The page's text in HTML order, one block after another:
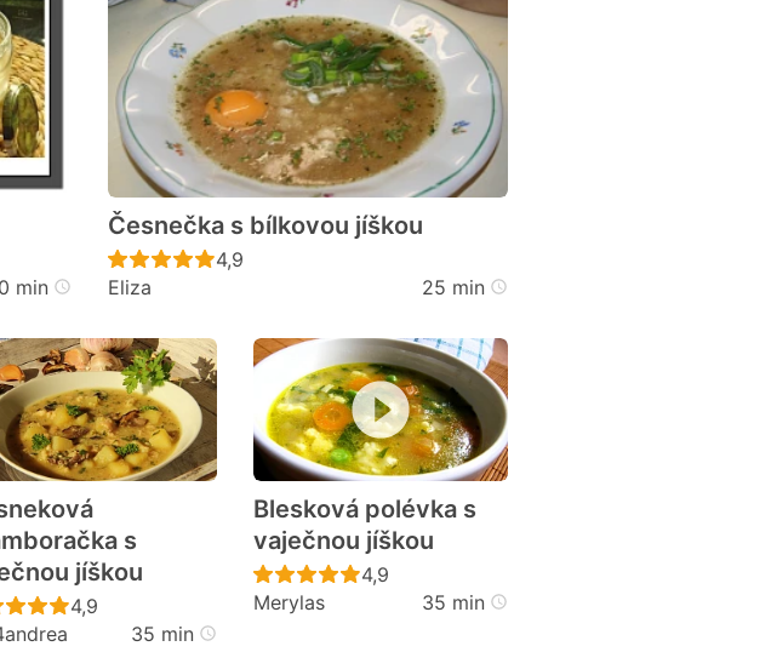
min
Česnečka s bílkovou jíškou
Recept ještě nebyl hodnocen
4,9
Eliza
25 min
s
jíškou
Recept ještě nebyl hodnocen
4,9
35 min
Blesková polévka s
vaječnou jíškou
Recept ještě nebyl hodnocen
4,9
Merylas
35 min